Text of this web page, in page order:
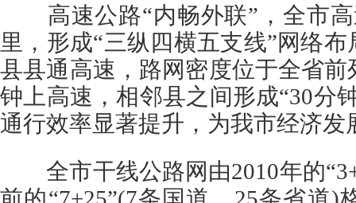
高速公路“内畅外联”，全市高
里，形成“三纵四横五支线”网络
县县通高速，路网密度位于全省
钟上高速，相邻县之间形成“30分
通行效率显著提升，为我市经济发
全市干线公路网由2010年的